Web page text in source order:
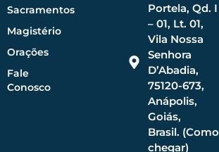
Sacramentos
Magistério
Orações
Fale
Conosco
Portela, Qd. I
– 01, Lt. 01,
Vila Nossa
Senhora
D’Abadia,
75120-673,
Anápolis,
Goiás,
Brasil. (Como
chegar)